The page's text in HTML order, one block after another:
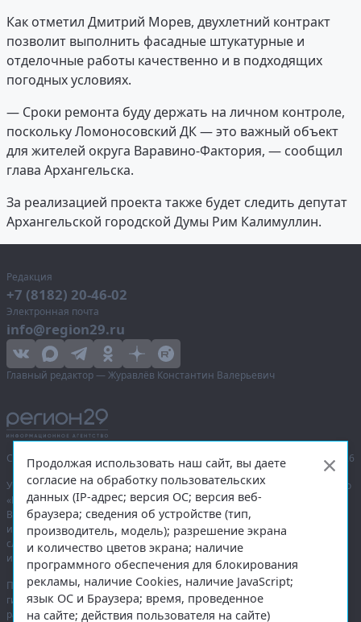
Как отметил Дмитрий Морев, двухлетний контракт
позволит выполнить фасадные штукатурные и
отделочные работы качественно и в подходящих
погодных условиях.
— Сроки ремонта буду держать на личном контроле,
поскольку Ломоносовский ДК — это важный объект
для жителей округа Варавино-Фактория, — сообщил
глава Архангельска.
За реализацией проекта также будет следить депутат
Архангельской городской Думы Рим Калимуллин.
Редакция
+7 (8182) 20-46-02
Электронная почта
info@region29.ru
Главный редактор — Журавлёв Константин Валерьевич
Сетевое издание «Информационное агентство Регион 29»,
© 2016–2026
Учредитель — общество с ограниченной ответственностью «Агентство
«Правда Севера».
Выписка из реестра зарегистрированных средств массовой
информации:ЭЛ № ФС 77-74226от 09.11.2018 выдано Федеральной
службой по надзору в сфере связи, информационных технологий
и массовых коммуникаций (Роскомнадзор).
При полном или частичном использовании любых материалов
гиперссылка на region29.ruобязательна. Копирование материалов без
разрешения администрации сайта запрещено.
Продолжая использовать наш сайт, вы даете
согласие на обработку пользовательских
данных (IP-адрес; версия ОС; версия веб-
браузера; сведения об устройстве (тип,
производитель, модель); разрешение экрана
и количество цветов экрана; наличие
программного обеспечения для блокирования
рекламы, наличие Cookies, наличие JavaScript;
язык ОС и Браузера; время, проведенное
на сайте; действия пользователя на сайте)